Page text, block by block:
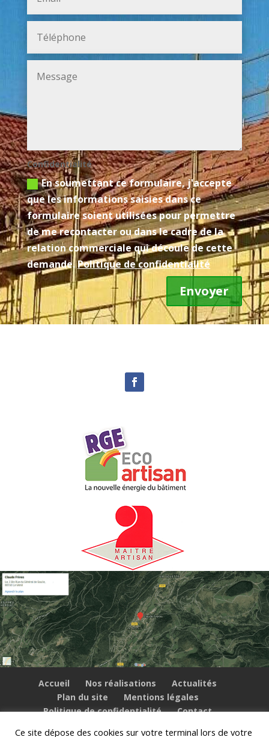
Confidentialité
En soumettant ce formulaire, j'accepte
que les informations saisies dans ce
formulaire soient utilisées pour permettre
de me recontacter ou dans le cadre de la
relation commerciale qui découle de cette
demande.Politique de confidentialité
Envoyer
Accueil Nos réalisations
Actualités
Plan du site
Mentions légales
Politique de confidentialité
Contact
Ce site dépose des cookies sur votre terminal lors de votre